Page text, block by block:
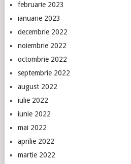
februarie 2023
ianuarie 2023
decembrie 2022
noiembrie 2022
octombrie 2022
septembrie 2022
august 2022
iulie 2022
iunie 2022
mai 2022
aprilie 2022
martie 2022